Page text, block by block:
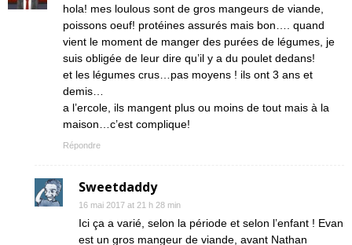
hola! mes loulous sont de gros mangeurs de viande,
poissons oeuf! protéines assurés mais bon…. quand
vient le moment de manger des purées de légumes, je
suis obligée de leur dire qu’il y a du poulet dedans!
et les légumes crus…pas moyens ! ils ont 3 ans et
demis…
a l’ercole, ils mangent plus ou moins de tout mais à la
maison…c’est complique!
Répondre
Sweetdaddy
16 mai 2017 at 21 h 28 min
Ici ça a varié, selon la période et selon l’enfant ! Evan
est un gros mangeur de viande, avant Nathan